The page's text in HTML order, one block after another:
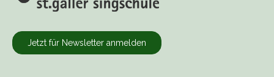
Jetzt für Newsletter anmelden